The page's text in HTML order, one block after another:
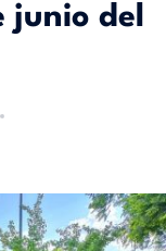
junio del